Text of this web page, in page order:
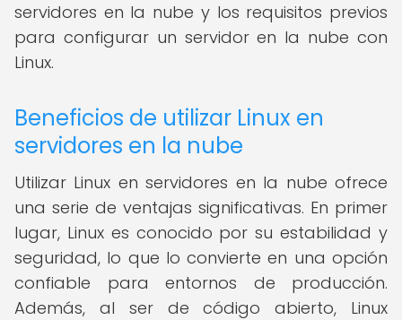
servidores en la nube y los requisitos previos
para configurar un servidor en la nube con
Linux.
Beneficios de utilizar Linux en
servidores en la nube
Utilizar Linux en servidores en la nube ofrece
una serie de ventajas significativas. En primer
lugar, Linux es conocido por su estabilidad y
seguridad, lo que lo convierte en una opción
confiable para entornos de producción.
Además, al ser de código abierto, Linux